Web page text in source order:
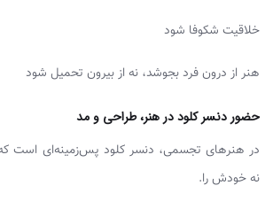
خلاقیت شکوفا شود
هنر از درون فرد بجوشد، نه از بیرون تحمیل شود
حضور دنسر کلود در هنر، طراحی و مد
در هنرهای تجسمی، دنسر کلود پس‌زمینه‌ای است که
نه خودش را.